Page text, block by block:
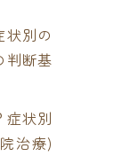
状別の
判断基
症状別
治療)